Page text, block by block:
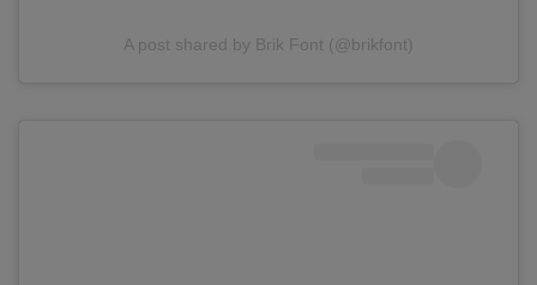
A post shared by Brik Font (@brikfont)